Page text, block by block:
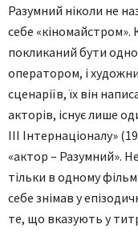
Разумний ніколи не
себе «кіномайстром».
покликаний бути
оператором, і
сценаріїв, їх він
акторів, існує лише
III Інтернаціоналу»
«актор – Разумний».
тільки в одному
себе знімав у
те, що вказують у